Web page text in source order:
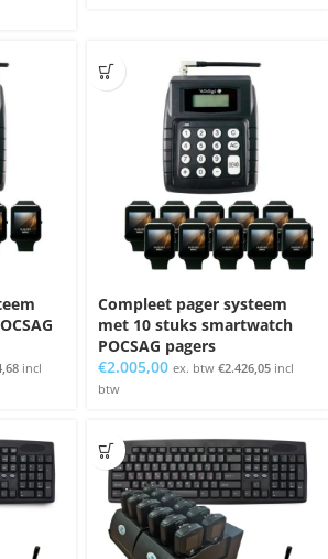
incl
Compleet pager systeem
met 10 stuks smartwatch
POCSAG pagers
€2.005,00 ex. btw €2.426,05 incl
btw